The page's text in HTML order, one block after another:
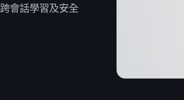
會話學習及安全